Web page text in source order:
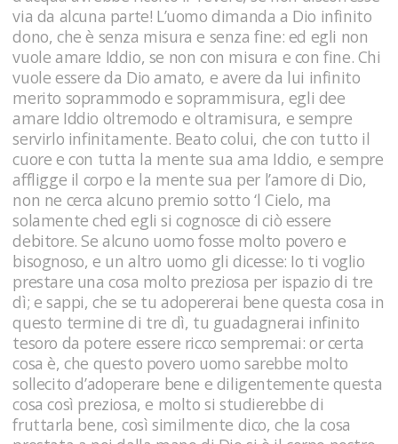
via da alcuna parte! L’uomo dimanda a Dio infinito
dono, che è senza misura e senza fine: ed egli non
vuole amare Iddio, se non con misura e con fine. Chi
vuole essere da Dio amato, e avere da lui infinito
merito soprammodo e soprammisura, egli dee
amare Iddio oltremodo e oltramisura, e sempre
servirlo infinitamente. Beato colui, che con tutto il
cuore e con tutta la mente sua ama Iddio, e sempre
affligge il corpo e la mente sua per l’amore di Dio,
non ne cerca alcuno premio sotto ‘l Cielo, ma
solamente ched egli si cognosce di ciò essere
debitore. Se alcuno uomo fosse molto povero e
bisognoso, e un altro uomo gli dicesse: Io ti voglio
prestare una cosa molto preziosa per ispazio di tre
dì; e sappi, che se tu adopererai bene questa cosa in
questo termine di tre dì, tu guadagnerai infinito
tesoro da potere essere ricco sempremai: or certa
cosa è, che questo povero uomo sarebbe molto
sollecito d’adoperare bene e diligentemente questa
cosa così preziosa, e molto si studierebbe di
fruttarla bene, così similmente dico, che la cosa